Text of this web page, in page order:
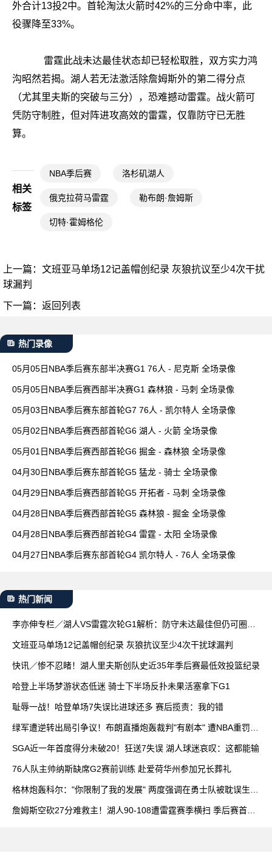
外合计13投2中。首轮淘汰火箭时42%的三分命中率，此
役骤降至33%。
雷霆此战未达最佳状态却已轻松取胜，双方实力鸿
沟昭然若揭。湖人若无法激活除詹姆斯外的第二得分点
（尤其里夫斯的突破与三分），恐难撼动雷霆。战火箭可
凭防守制胜，但对阵进攻高效的雷霆，仅靠防守已无胜
算。
相关
标签
NBA季后赛 洛杉矶湖人
俄克拉荷马雷霆 勒布朗·詹姆斯
切特·霍姆格伦
上一篇： 文班亚马单场12记盖帽创纪录 灰狼抗议至少4次干扰
球漏判
下一篇： 返回列表
热门录像
05月05日NBA季后赛东部半决赛G1 76人 - 尼克斯 全场录像
05月05日NBA季后赛西部半决赛G1 森林狼 - 马刺 全场录像
05月03日NBA季后赛东部首轮G7 76人 - 凯尔特人 全场录像
05月02日NBA季后赛西部首轮G6 湖人 - 火箭 全场录像
05月01日NBA季后赛西部首轮G6 掘金 - 森林狼 全场录像
04月30日NBA季后赛东部首轮G5 猛龙 - 骑士 全场录像
04月29日NBA季后赛西部首轮G5 开拓者 - 马刺 全场录像
04月28日NBA季后赛西部首轮G5 森林狼 - 掘金 全场录像
04月28日NBA季后赛西部首轮G4 雷霆 - 太阳 全场录像
04月27日NBA季后赛东部首轮G4 凯尔特人 - 76人 全场录像
热门新闻
李亦伸专栏／湖人VS雷霆次轮G1解析：防守未达最佳但仍可圈可
文班亚马单场12记盖帽创纪录 灰狼抗议至少4次干扰球漏判
快讯／惨不忍睹！湖人里夫斯创队史近35年季后赛最低效投篮纪录
哈登上半场梦游状态低迷 骑士下半场反扑未果活塞拿下G1
耻辱一战！哈登单场7失误比进球还多 赛后揽责：我的错
绿军遭逆转出局引争议！布朗直播炮轰裁判"有剧本" 遭NBA重罚15
SGA近一年首度得分未破20！狂送7失误 湖人球迷哀叹：这都能输
76人队主帅纳斯缺席G2赛前训练 赴爱荷华州参加兄长葬礼
格林炮轰科尔："你限制了我的发展" 两度强调在勇士队被耽误生涯
詹姆斯空砍27分难救主！湖人90-108遭雷霆赛季横扫 季后赛首战